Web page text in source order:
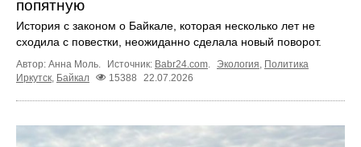
попятную
История с законом о Байкале, которая несколько лет не
сходила с повестки, неожиданно сделала новый поворот.
Автор: Анна Моль. Источник: Babr24.com. Экология, Политика
Иркутск, Байкал 15388 22.07.2026